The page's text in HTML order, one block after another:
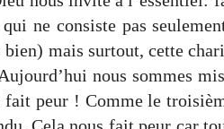
ne consiste pas
mais surtout, cette
nous sommes
fait peur ! Comme le